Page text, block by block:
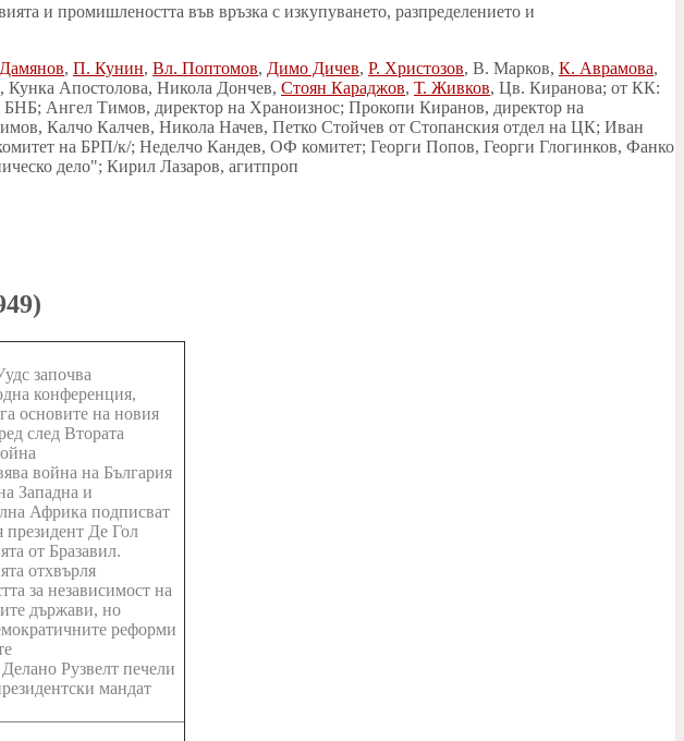
и промишлеността във връзка с изкупуването, разпределението и
, П. Кунин, Вл. Поптомов, Димо Дичев, Р. Христозов, В. Марков, К. Аврамова,
Апостолова, Никола Дончев, Стоян Караджов, Т. Живков, Цв. Киранова; от КК:
Ангел Тимов, директор на Храноизнос; Прокопи Киранов, директор на
Калчо Калчев, Никола Начев, Петко Стойчев от Стопанския отдел на ЦК; Иван
на БРП/к/; Неделчо Кандев, ОФ комитет; Георги Попов, Георги Глогинков, Фанко
дело"; Кирил Лазаров, агитпроп
започва
конференция,
основите на новия
след Втората
война на България
Западна и
Африка подписват
президент Де Гол
от Бразавил.
отхвърля
за независимост на
държави, но
реформи
Рузвелт печели
мандат